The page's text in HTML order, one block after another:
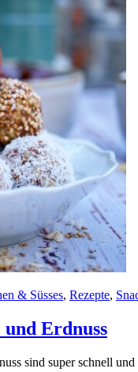
& Süsses, Rezepte,
Erdnuss
sind super schnell